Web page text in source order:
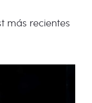
más recientes